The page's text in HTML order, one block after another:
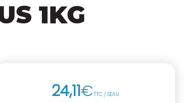
1KG
24,11€TTC / SEAU